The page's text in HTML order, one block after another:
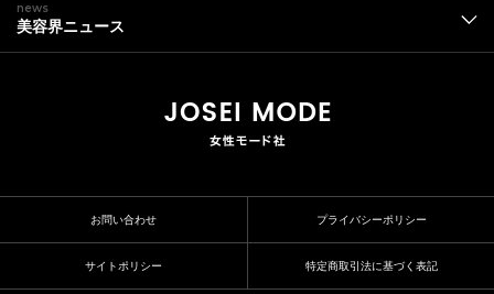
news
美容界ニュース
お問い合わせ プライバシーポリシー
サイトポリシー 特定商取引法に基づく表記